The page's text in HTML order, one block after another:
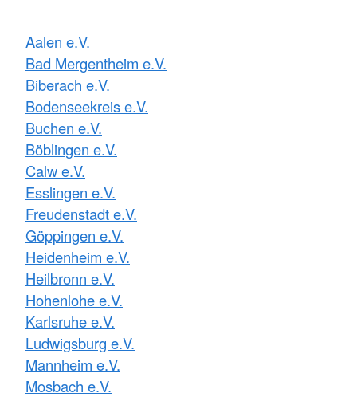
Aalen e.V.
Bad Mergentheim e.V.
Biberach e.V.
Bodenseekreis e.V.
Buchen e.V.
Böblingen e.V.
Calw e.V.
Esslingen e.V.
Freudenstadt e.V.
Göppingen e.V.
Heidenheim e.V.
Heilbronn e.V.
Hohenlohe e.V.
Karlsruhe e.V.
Ludwigsburg e.V.
Mannheim e.V.
Mosbach e.V.